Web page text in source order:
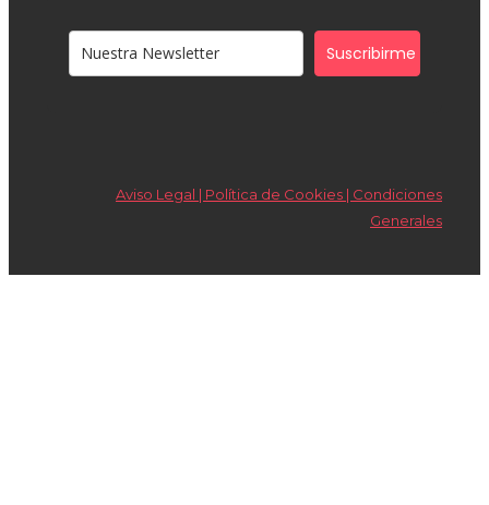
Suscribirme
Aviso Legal | Política de Cookies | Condiciones
Generales